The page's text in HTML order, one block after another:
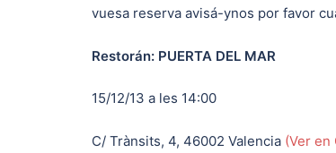
vuesa reserva avisá-ynos por favor
Restorán: PUERTA DEL MAR
15/12/13 a les 14:00
C/ Trànsits, 4, 46002 Valencia (Ver en